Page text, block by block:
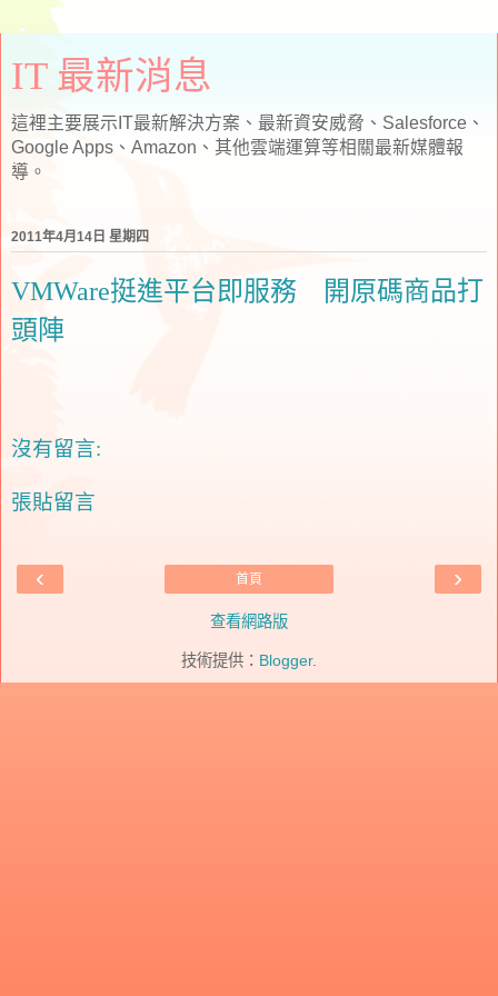
IT 最新消息
這裡主要展示IT最新解決方案、最新資安威脅、Salesforce、
Google Apps、Amazon、其他雲端運算等相關最新媒體報
導。
2011年4月14日 星期四
VMWare挺進平台即服務 開原碼商品打
頭陣
沒有留言:
張貼留言
‹ ›
首頁
查看網路版
技術提供： Blogger.